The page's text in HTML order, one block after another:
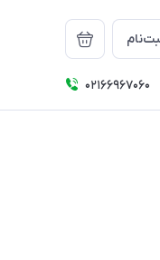
۰۲۱66967060